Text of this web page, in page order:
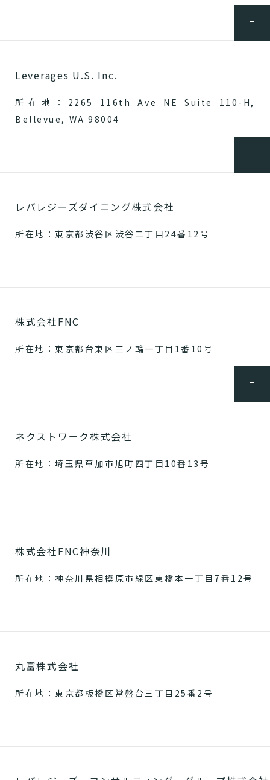
Leverages U.S. Inc.
所在地：2265 116th Ave NE Suite 110-H,
Bellevue, WA 98004
レバレジーズダイニング株式会社
所在地：東京都渋谷区渋谷二丁目24番12号
株式会社FNC
所在地：東京都台東区三ノ輪一丁目1番10号
ネクストワーク株式会社
所在地：埼玉県草加市旭町四丁目10番13号
株式会社FNC神奈川
所在地：神奈川県相模原市緑区東橋本一丁目7番12号
丸富株式会社
所在地：東京都板橋区常盤台三丁目25番2号